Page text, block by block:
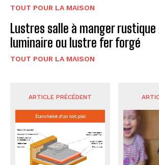
TOUT POUR LA MAISON
Lustres salle à manger
luminaire ou lustre fer forgé
TOUT POUR LA MAISON
ARTICLE PRÉCÉDENT